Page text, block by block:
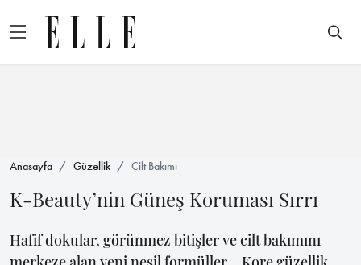
Anasayfa Güzellik Cilt Bakımı
K-Beauty’nin Güneş Koruması Sırrı
Hafif dokular, görünmez bitişler ve cilt bakımını